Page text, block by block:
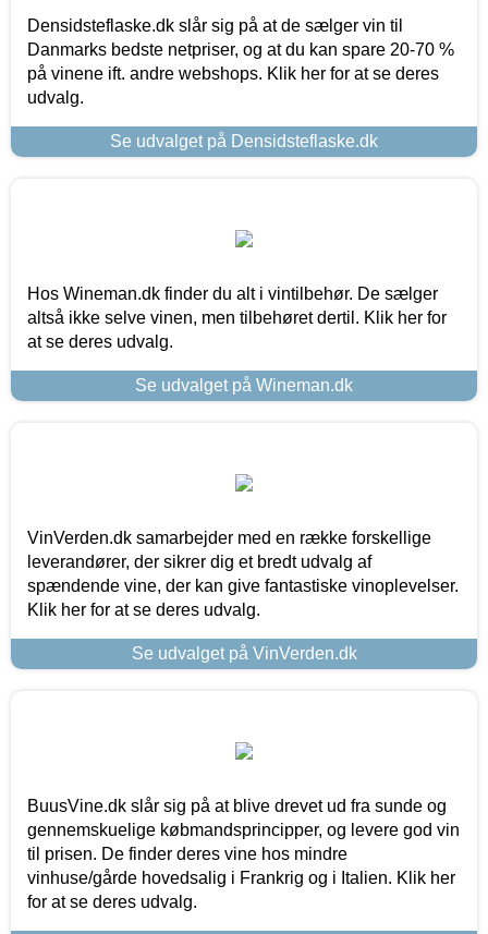
Densidsteflaske.dk slår sig på at de sælger vin til
Danmarks bedste netpriser, og at du kan spare 20-70 %
på vinene ift. andre webshops. Klik her for at se deres
udvalg.
Se udvalget på Densidsteflaske.dk
Hos Wineman.dk finder du alt i vintilbehør. De sælger
altså ikke selve vinen, men tilbehøret dertil. Klik her for
at se deres udvalg.
Se udvalget på Wineman.dk
VinVerden.dk samarbejder med en række forskellige
leverandører, der sikrer dig et bredt udvalg af
spændende vine, der kan give fantastiske vinoplevelser.
Klik her for at se deres udvalg.
Se udvalget på VinVerden.dk
BuusVine.dk slår sig på at blive drevet ud fra sunde og
gennemskuelige købmandsprincipper, og levere god vin
til prisen. De finder deres vine hos mindre
vinhuse/gårde hovedsalig i Frankrig og i Italien. Klik her
for at se deres udvalg.